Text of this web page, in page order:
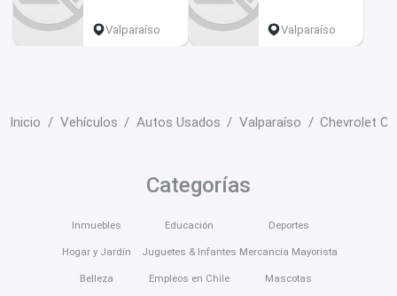
Valparaíso Valparaíso
Inicio Vehículos Autos Usados Valparaíso Chevrolet
Categorías
Inmuebles
Hogar y Jardín
Belleza
Educación
Juguetes & Infantes
Empleos en Chile
Deportes
Mercancía Mayorista
Mascotas